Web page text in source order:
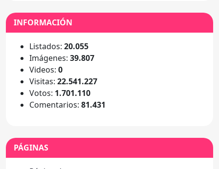
INFORMACIÓN
Listados: 20.055
Imágenes: 39.807
Videos: 0
Visitas: 22.541.227
Votos: 1.701.110
Comentarios: 81.431
PÁGINAS